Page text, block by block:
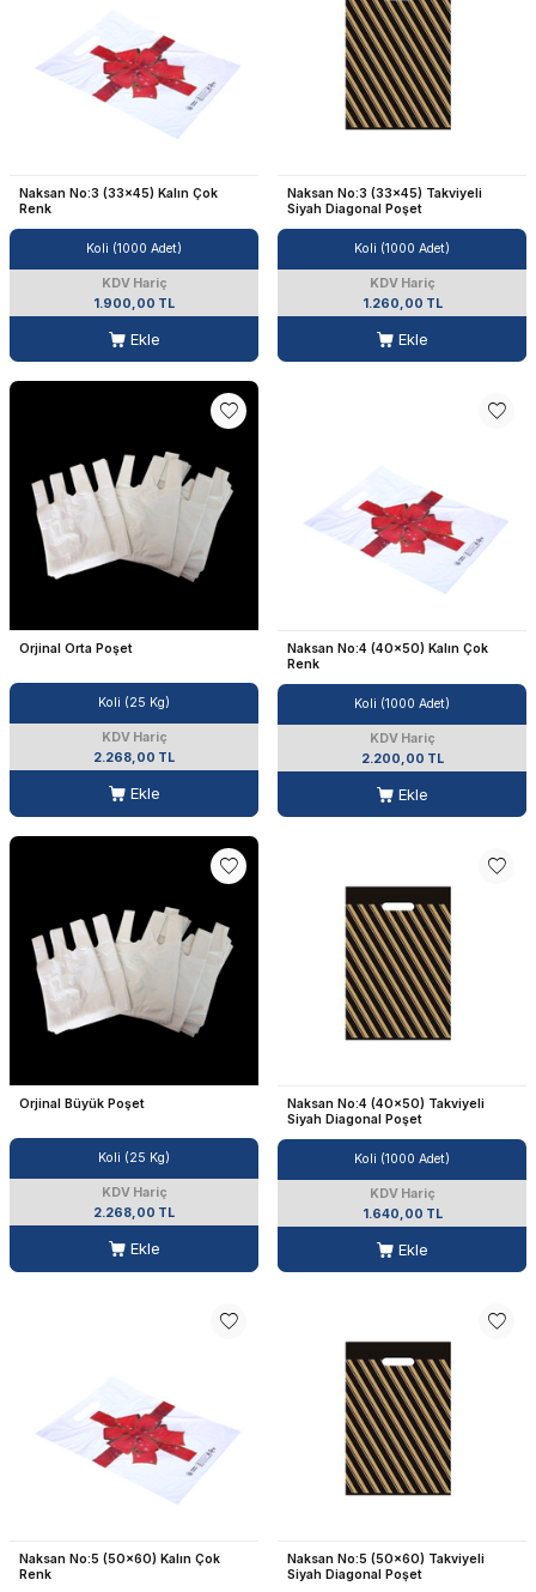
Naksan No:3 (33x45) Kalın Çok
Renk
Koli (1000 Adet)
KDV Hariç
1.900,00 TL
Ekle
Naksan No:3 (33x45) Takviyeli
Siyah Diagonal Poşet
Koli (1000 Adet)
KDV Hariç
1.260,00 TL
Ekle
Orjinal Orta Poşet
Koli (25 Kg)
KDV Hariç
2.268,00 TL
Ekle
Naksan No:4 (40x50) Kalın Çok
Renk
Koli (1000 Adet)
KDV Hariç
2.200,00 TL
Ekle
Orjinal Büyük Poşet
Koli (25 Kg)
KDV Hariç
2.268,00 TL
Ekle
Naksan No:4 (40x50) Takviyeli
Siyah Diagonal Poşet
Koli (1000 Adet)
KDV Hariç
1.640,00 TL
Ekle
Naksan No:5 (50x60) Kalın Çok
Renk
Naksan No:5 (50x60) Takviyeli
Siyah Diagonal Poşet